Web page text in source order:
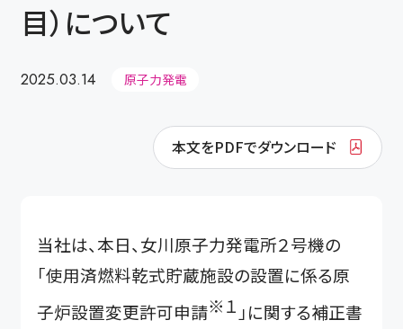
目）について
2025.03.14 原子力発電
本文をPDFでダウンロード
当社は、本日、女川原子力発電所２号機の
「使用済燃料乾式貯蔵施設の設置に係る原
子炉設置変更許可申請※１ 」に関する補正書